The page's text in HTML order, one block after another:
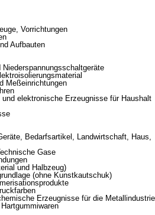
Vorrichtungen
Aufbauten
Meßeinrichtungen
elektronische Erzeugnisse für Haushalt
Bedarfsartikel, Landwirtschaft, Haus,
Gase
und Halbzeug)
(ohne Kunstkautschuk)
Erzeugnisse für die Metallindustrie